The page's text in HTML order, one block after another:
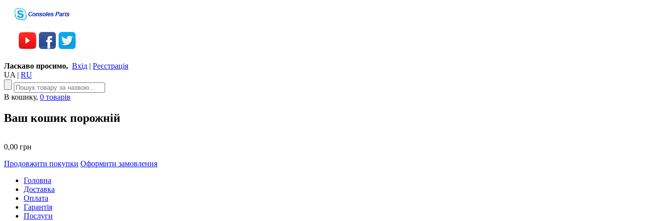
Ласкаво просимо, Вхід | Реєстрація
UA | RU
В кошику, 0 товарів
Ваш кошик порожній
0,00 грн
Продовжити покупки Оформити замовлення
Головна
Доставка
Оплата
Гарантія
Послуги